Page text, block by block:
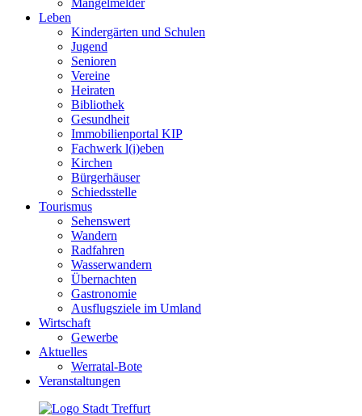
Mängelmelder
Leben
Kindergärten und Schulen
Jugend
Senioren
Vereine
Heiraten
Bibliothek
Gesundheit
Immobilienportal KIP
Fachwerk l(i)eben
Kirchen
Bürgerhäuser
Schiedsstelle
Tourismus
Sehenswert
Wandern
Radfahren
Wasserwandern
Übernachten
Gastronomie
Ausflugsziele im Umland
Wirtschaft
Gewerbe
Aktuelles
Werratal-Bote
Veranstaltungen